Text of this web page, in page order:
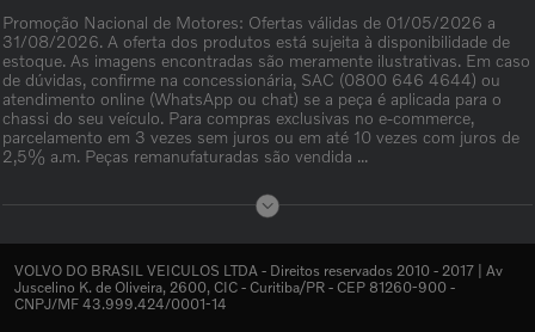
Promoção Nacional de Motores: Ofertas válidas de 01/05/2026 a
31/08/2026. A oferta dos produtos está sujeita à disponibilidade de
estoque. As imagens encontradas são meramente ilustrativas. Em caso
de dúvidas, confirme na concessionária, SAC (0800 646 4644) ou
atendimento online (WhatsApp ou chat) se a peça é aplicada para o
chassi do seu veículo. Para compras exclusivas no e-commerce,
parcelamento em 3 vezes sem juros ou em até 10 vezes com juros de
2,5% a.m. Peças remanufaturadas são vendida ...
VOLVO DO BRASIL VEICULOS LTDA - Direitos reservados 2010 - 2017 | Av
Juscelino K. de Oliveira, 2600, CIC - Curitiba/PR - CEP 81260-900 -
CNPJ/MF 43.999.424/0001-14